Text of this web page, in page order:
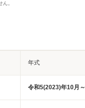
。
年式
令和5(2023)年10月～